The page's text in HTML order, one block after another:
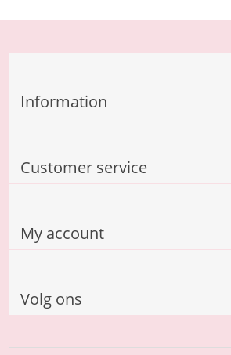
Information
Customer service
My account
Volg ons